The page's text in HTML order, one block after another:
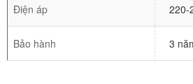
Điện áp 220-
Bảo hành 3